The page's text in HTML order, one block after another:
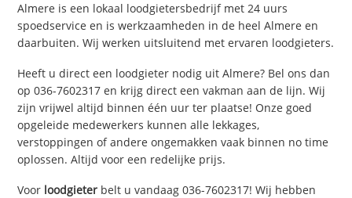
Almere is een lokaal loodgietersbedrijf met 24 uurs
spoedservice en is werkzaamheden in de heel Almere en
daarbuiten. Wij werken uitsluitend met ervaren loodgieters.
Heeft u direct een loodgieter nodig uit Almere? Bel ons dan
op 036-7602317 en krijg direct een vakman aan de lijn. Wij
zijn vrijwel altijd binnen één uur ter plaatse! Onze goed
opgeleide medewerkers kunnen alle lekkages,
verstoppingen of andere ongemakken vaak binnen no time
oplossen. Altijd voor een redelijke prijs.
Voor loodgieter belt u vandaag 036-7602317! Wij hebben